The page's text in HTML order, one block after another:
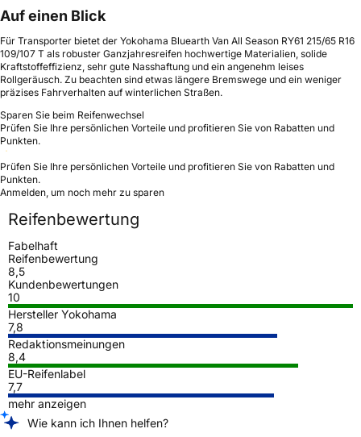
Auf einen Blick
Für Transporter bietet der Yokohama Bluearth Van All Season RY61 215/65 R16
109/107 T als robuster Ganzjahresreifen hochwertige Materialien, solide
Kraftstoffeffizienz, sehr gute Nasshaftung und ein angenehm leises
Rollgeräusch. Zu beachten sind etwas längere Bremswege und ein weniger
präzises Fahrverhalten auf winterlichen Straßen.
Sparen Sie beim Reifenwechsel
Prüfen Sie Ihre persönlichen Vorteile und profitieren Sie von Rabatten und
Punkten.
Prüfen Sie Ihre persönlichen Vorteile und profitieren Sie von Rabatten und
Punkten.
Anmelden, um noch mehr zu sparen
Reifenbewertung
Fabelhaft
Reifenbewertung
8,5
Kundenbewertungen
10
Hersteller Yokohama
7,8
Redaktionsmeinungen
8,4
EU-Reifenlabel
7,7
mehr anzeigen
Wie kann ich Ihnen helfen?